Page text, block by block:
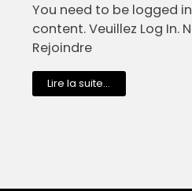
You need to be logged
content. Veuillez Log In.
Rejoindre
Lire la suite...